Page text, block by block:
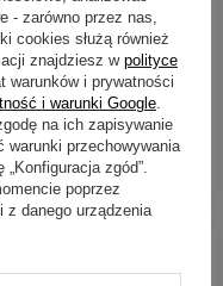
4
zł
Ilość produktów
DO KOSZYKA
- zarówno przez nas,
cookies służą również
znajdziesz wpolityce
warunków i prywatności
i warunki Google
na ich zapisywanie
warunki przechowywania
zgód”.
poprzez
z danego urządzenia